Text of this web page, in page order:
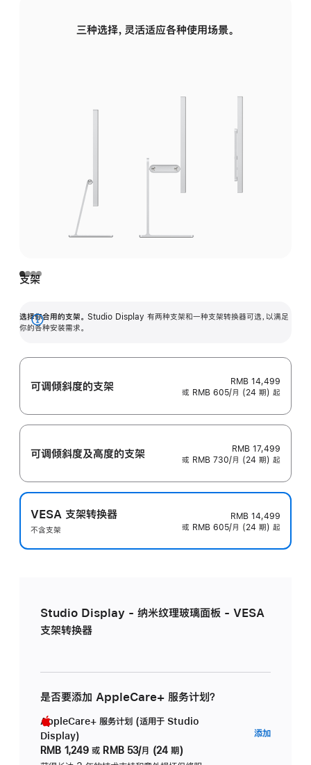
三种选择，灵活适应各种使用场景。
支架
选择你合用的支架。 Studio Display 有两种支架和一种支架转换器可选，以满足
你的各种安装需求。
展
可调倾斜度的支架
RMB 14,499
或 RMB 605/月 (24 期) 起
可调倾斜度及高‍度的支‍架
RMB 17,499
或 RMB 730/月 (24 期) 起
VESA 支架转换器
不含支架
RMB 14,499
或 RMB 605/月 (24 期) 起
Studio Display - 纳米纹理玻璃面板 - VESA
支架转换器
是否要添加 AppleCare+ 服务计划？
AppleCare+ 服务计划 (适用于 Studio
Display)
RMB 1,249 或 RMB 53/月 (24 期)
添加